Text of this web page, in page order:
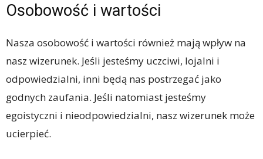
Osobowość i wartości
Nasza osobowość i wartości również mają wpływ na
nasz wizerunek. Jeśli jesteśmy uczciwi, lojalni i
odpowiedzialni, inni będą nas postrzegać jako
godnych zaufania. Jeśli natomiast jesteśmy
egoistyczni i nieodpowiedzialni, nasz wizerunek może
ucierpieć.